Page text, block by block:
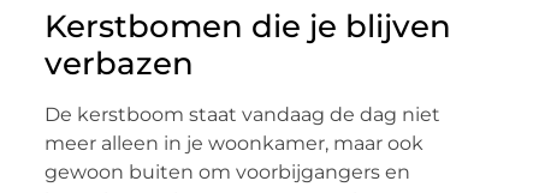
Kerstbomen die je blijven
verbazen
De kerstboom staat vandaag de dag niet
meer alleen in je woonkamer, maar ook
gewoon buiten om voorbijgangers en